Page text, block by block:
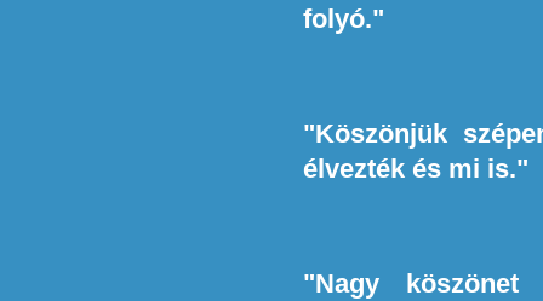
folyó."
"Köszönjük
élvezték és mi is."
"Nagy